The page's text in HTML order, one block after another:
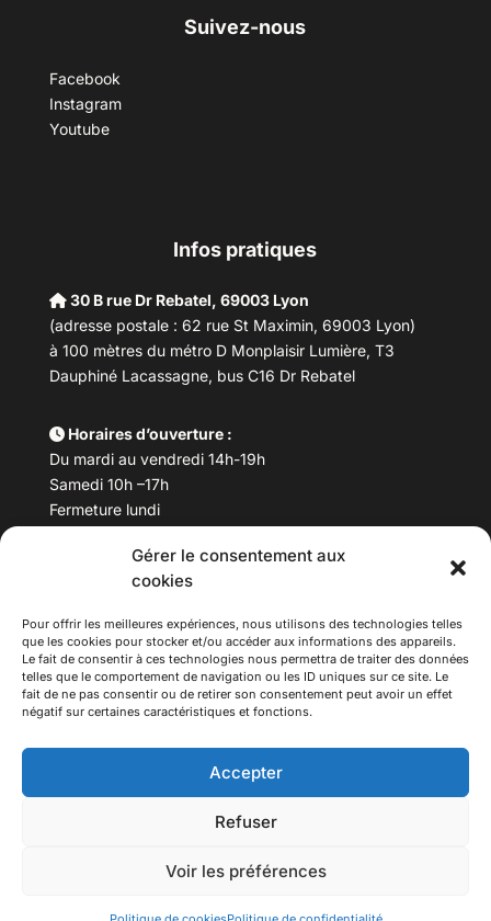
Gérer le consentement aux
cookies
Pour offrir les meilleures expériences, nous utilisons des technologies telles
que les cookies pour stocker et/ou accéder aux informations des appareils.
Le fait de consentir à ces technologies nous permettra de traiter des données
telles que le comportement de navigation ou les ID uniques sur ce site. Le
fait de ne pas consentir ou de retirer son consentement peut avoir un effet
négatif sur certaines caractéristiques et fonctions.
Accepter
Refuser
Voir les préférences
Suivez-nous
Facebook
Instagram
Youtube
Infos pratiques
30 B rue Dr Rebatel, 69003 Lyon
(adresse postale : 62 rue St Maximin, 69003 Lyon)
à 100 mètres du métro D Monplaisir Lumière, T3
Dauphiné Lacassagne, bus C16 Dr Rebatel
Horaires d’ouverture :
Du mardi au vendredi 14h-19h
Samedi 10h –17h
Fermeture lundi
Téléphone : 04 78 53 06 40
maisondesculturesasiatiques@asiexpo.com
Tous droits réservés.